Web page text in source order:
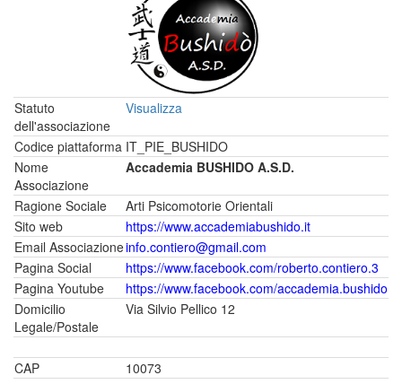
Statuto
dell'associazione
Visualizza
Codice piattaforma IT_PIE_BUSHIDO
Nome
Associazione
Accademia BUSHIDO A.S.D.
Ragione Sociale
Arti Psicomotorie Orientali
Sito web
https://www.accademiabushido.it
Email Associazioneinfo.contiero@gmail.com
Pagina Social
https://www.facebook.com/roberto.contiero.3
Pagina Youtube
https://www.facebook.com/accademia.bushido
Domicilio
Legale/Postale
Via Silvio Pellico 12
CAP
10073